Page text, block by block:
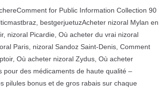
for Public Information Collection 90
bestgerjuetuzAcheter nizoral Mylan en
nizoral Picardie, Où acheter du vrai nizoral
Paris, nizoral Sandoz Saint-Denis, Comment
Où acheter nizoral Zydus, Où acheter
des médicaments de haute qualité –
pilules bonus et de gros rabais sur chaque